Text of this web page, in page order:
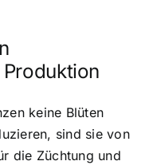
keine Blüten
sind sie von
die Züchtung und